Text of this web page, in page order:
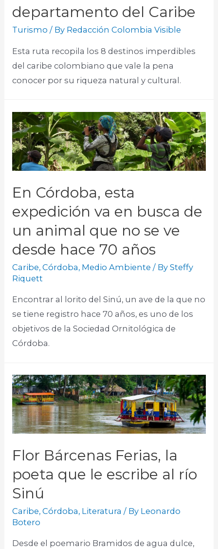
departamento del Caribe
Turismo / By Redacción Colombia Visible
Esta ruta recopila los 8 destinos imperdibles
del caribe colombiano que vale la pena
conocer por su riqueza natural y cultural.
En Córdoba, esta
expedición va en busca de
un animal que no se ve
desde hace 70 años
Caribe,Córdoba, Medio Ambiente / BySteffy
Riquett
Encontrar al lorito del Sinú, un ave de la que no
se tiene registro hace 70 años, es uno de los
objetivos de la Sociedad Ornitológica de
Córdoba.
Flor Bárcenas Ferias, la
poeta que le escribe al río
Sinú
Caribe,Córdoba, Literatura / By Leonardo
Botero
Desde el poemario Bramidos de agua dulce,